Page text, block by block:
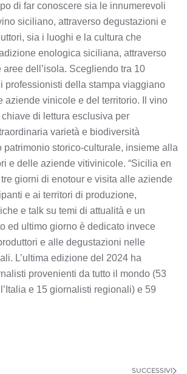
di far conoscere sia le innumerevoli
siciliano, attraverso degustazioni e
sia i luoghi e la cultura che
enologica siciliana, attraverso
dell’isola. Scegliendo tra 10
professionisti della stampa viaggiano
aziende vinicole e del territorio. Il vino
di lettura esclusiva per
varietà e biodiversità
patrimonio storico-culturale, insieme alla
e delle aziende vitivinicole. “Sicilia en
tre giorni di enotour e visita alle aziende
e ai territori di produzione,
e talk su temi di attualità e un
ed ultimo giorno è dedicato invece
e alle degustazioni nelle
L’ultima edizione del 2024 ha
provenienti da tutto il mondo (53
e 15 giornalisti regionali) e 59
SUCCESSIVI